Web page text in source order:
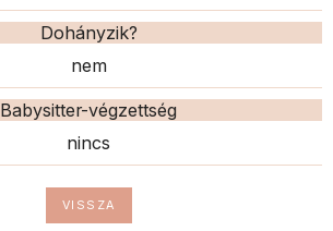
Dohányzik?
nem
Babysitter-végzettség
nincs
VISSZA